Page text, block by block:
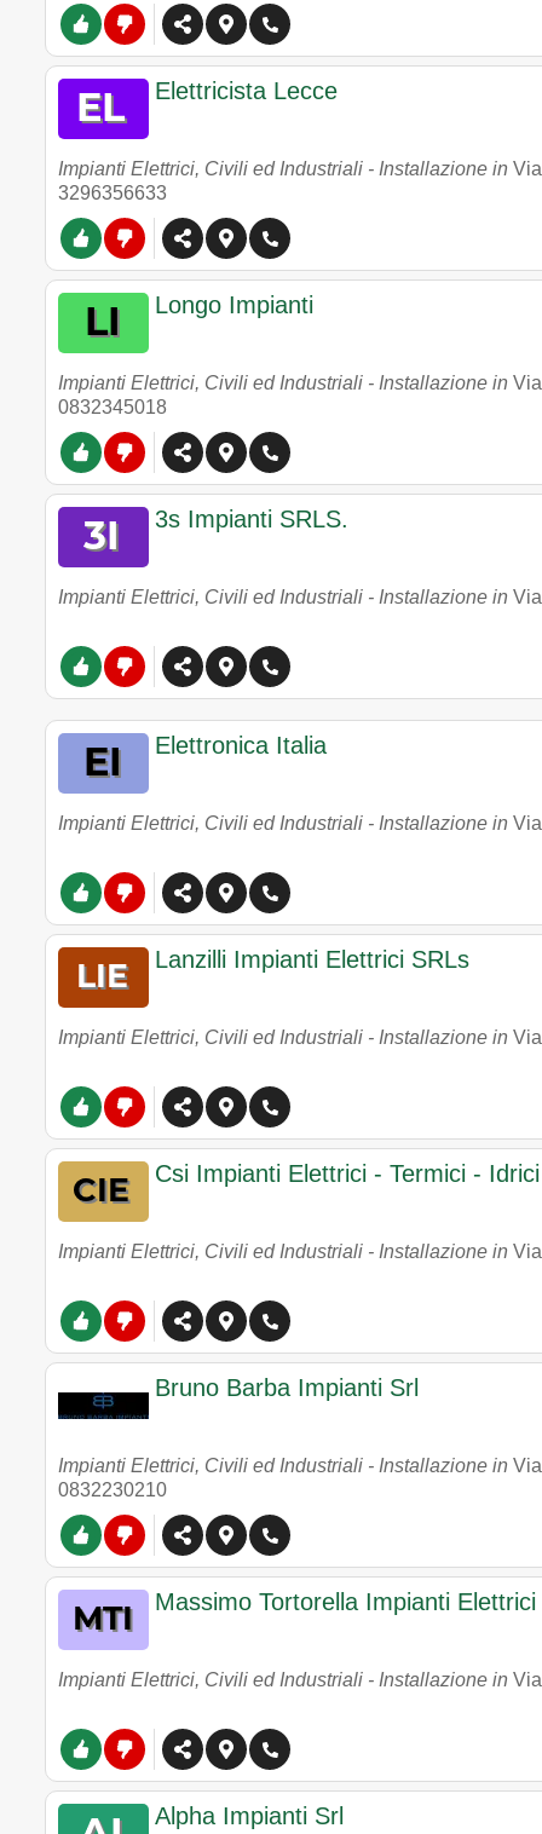
Elettricista Lecce
Impianti Elettrici, Civili ed Industriali - Installazione in
3296356633
Longo Impianti
Impianti Elettrici, Civili ed Industriali - Installazione in
0832345018
3s Impianti SRLS.
Impianti Elettrici, Civili ed Industriali - Installazione in
Elettronica Italia
Impianti Elettrici, Civili ed Industriali - Installazione in
Lanzilli Impianti Elettrici SRLs
Impianti Elettrici, Civili ed Industriali - Installazione in
Csi Impianti Elettrici - Termici -
Impianti Elettrici, Civili ed Industriali - Installazione in
Bruno Barba Impianti Srl
Impianti Elettrici, Civili ed Industriali - Installazione in
0832230210
Massimo Tortorella Impianti
Impianti Elettrici, Civili ed Industriali - Installazione in
Alpha Impianti Srl